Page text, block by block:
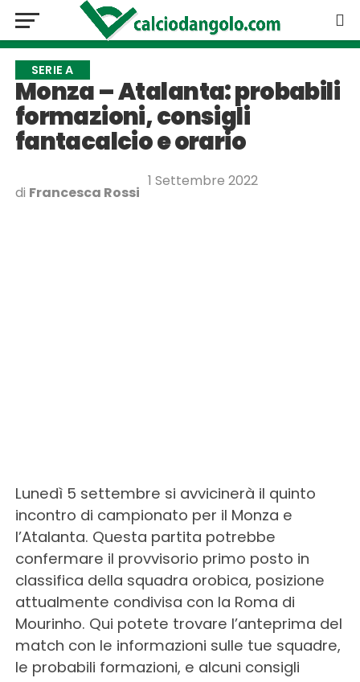
SERIE A
Monza – Atalanta: probabili
formazioni, consigli
fantacalcio e orario
di Francesca Rossi
1 Settembre 2022
Lunedì 5 settembre si avvicinerà il quinto
incontro di campionato per il Monza e
l’Atalanta. Questa partita potrebbe
confermare il provvisorio primo posto in
classifica della squadra orobica, posizione
attualmente condivisa con la Roma di
Mourinho. Qui potete trovare l’anteprima del
match con le informazioni sulle tue squadre,
le probabili formazioni, e alcuni consigli